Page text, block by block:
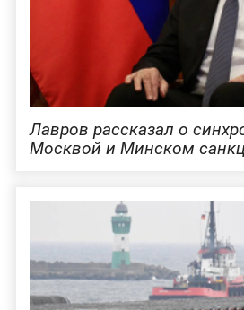
Лавров рассказал о
Москвой и Минском